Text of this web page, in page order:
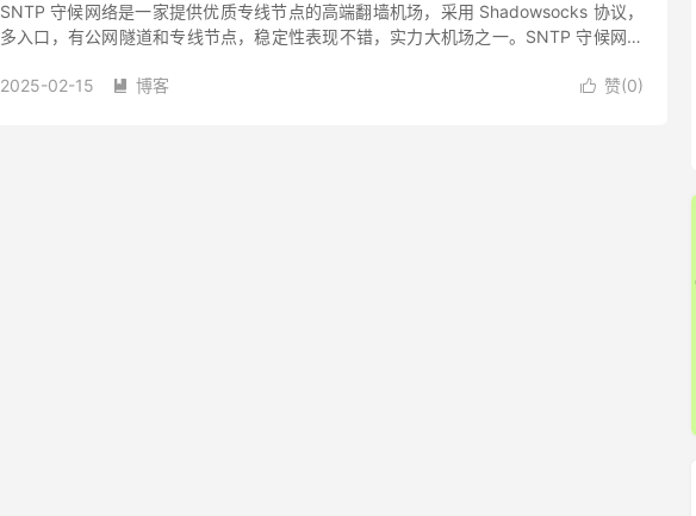
SNTP 守候网络是一家提供优质专线节点的高端翻墙机场，采用 Shadowsocks 协议，
多入口，有公网隧道和专线节点，稳定性表现不错，实力大机场之一。SNTP 守候网络
 赞(0)
2025-02-15  博客